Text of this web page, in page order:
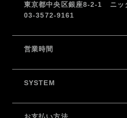
東京都中央区銀座8-2-1 ニッ
03-3572-9161
営業時間
SYSTEM